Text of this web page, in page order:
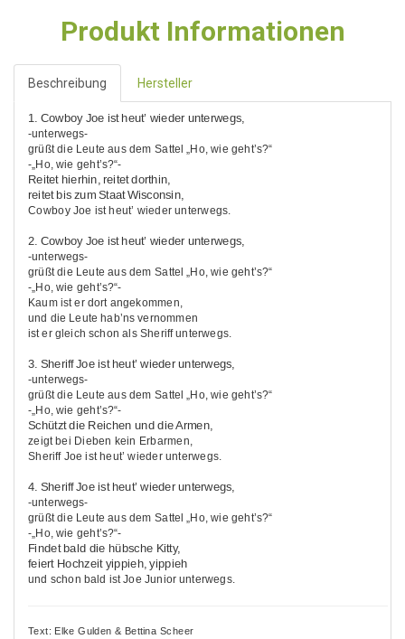
Produkt Informationen
Beschreibung Hersteller
1. Cowboy Joe ist heut’ wieder unterwegs,
-unterwegs-
grüßt die Leute aus dem Sattel „Ho, wie geht’s?“
-„Ho, wie geht’s?“-
Reitet hierhin, reitet dorthin,
reitet bis zum Staat Wisconsin,
Cowboy Joe ist heut’ wieder unterwegs.
2. Cowboy Joe ist heut’ wieder unterwegs,
-unterwegs-
grüßt die Leute aus dem Sattel „Ho, wie geht’s?“
-„Ho, wie geht’s?“-
Kaum ist er dort angekommen,
und die Leute hab’ns vernommen
ist er gleich schon als Sheriff unterwegs.
3. Sheriff Joe ist heut’ wieder unterwegs,
-unterwegs-
grüßt die Leute aus dem Sattel „Ho, wie geht’s?“
-„Ho, wie geht’s?“-
Schützt die Reichen und die Armen,
zeigt bei Dieben kein Erbarmen,
Sheriff Joe ist heut’ wieder unterwegs.
4. Sheriff Joe ist heut’ wieder unterwegs,
-unterwegs-
grüßt die Leute aus dem Sattel „Ho, wie geht’s?“
-„Ho, wie geht’s?“-
Findet bald die hübsche Kitty,
feiert Hochzeit yippieh, yippieh
und schon bald ist Joe Junior unterwegs.
Text: Elke Gulden & Bettina Scheer